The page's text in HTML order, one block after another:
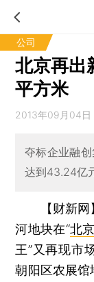
公司
北京再出
平方米
2013年09月04日
夺标企业融
达到43.24亿
【财新
河地块在“北
王”又再现市
朝阳区农展